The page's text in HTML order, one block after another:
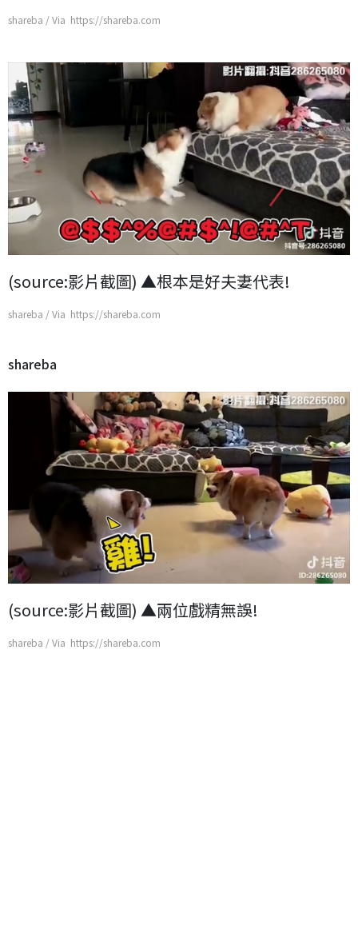
shareba / Via https://shareba.com
(source:影片截圖) ▲根本是好夫妻代表!
shareba / Via https://shareba.com
shareba
(source:影片截圖) ▲兩位戲精無誤!
shareba / Via https://shareba.com